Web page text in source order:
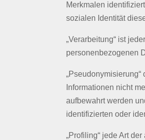
Merkmalen
sozialen Identität
„Verarbeitung“ ist
personenbezogenen
Informationen nicht
aufbewahrt werden
identifizierten oder
„Profiling“ jede Art